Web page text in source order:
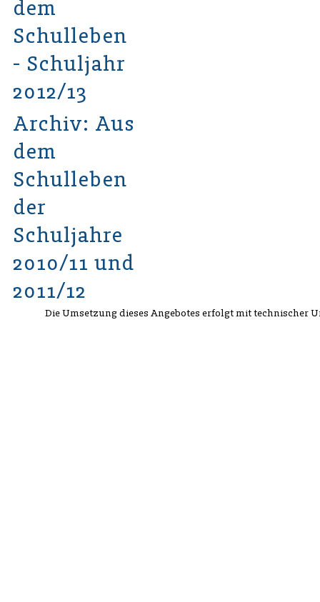
dem
Schulleben
- Schuljahr
2012/13
Archiv: Aus
dem
Schulleben
der
Schuljahre
2010/11 und
2011/12
Die Umsetzung dieses Angebotes erfolgt mit technischer